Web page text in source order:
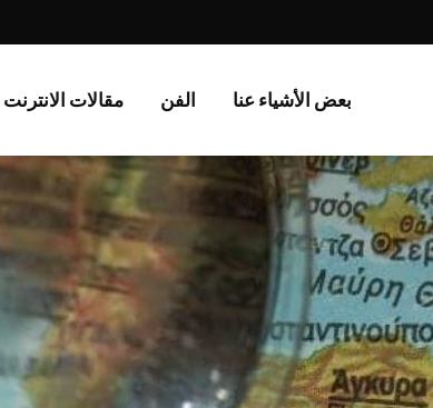
بعض الأشياء عنا الفن مقالات الانترنت